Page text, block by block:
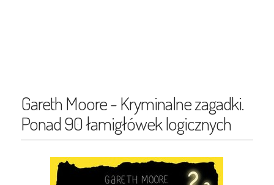
Gareth Moore - Kryminalne zagadki.
Ponad 90 łamigłówek logicznych